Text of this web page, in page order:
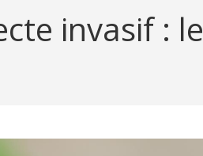
invasif : le